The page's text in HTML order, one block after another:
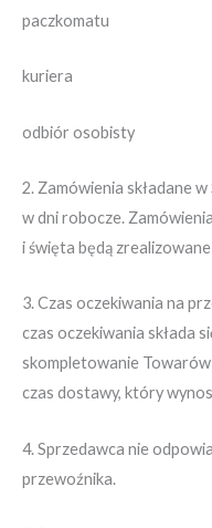
paczkomatu
kuriera
odbiór osobisty
2. Zamówienia składane
w dni robocze.
i święta będą
3. Czas oczekiwania na
czas oczekiwania składa
skompletowanie
czas dostawy, który
4. Sprzedawca nie
przewoźnika.